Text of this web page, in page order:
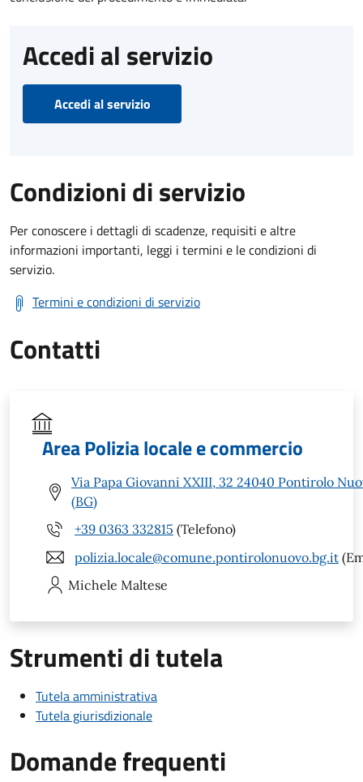
Accedi al servizio
Accedi al servizio
Condizioni di servizio
Per conoscere i dettagli di scadenze, requisiti e altre
informazioni importanti, leggi i termini e le condizioni di
servizio.
Termini e condizioni di servizio
Contatti
Area Polizia locale e commercio
Via Papa Giovanni XXIII, 32 24040 Pontirolo
(BG)
+39 0363 332815 (Telefono)
polizia.locale@comune.pontirolonuovo.bg.it
Michele Maltese
Strumenti di tutela
Tutela amministrativa
Tutela giurisdizionale
Domande frequenti